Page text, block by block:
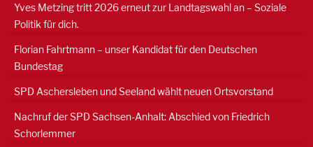
Yves Metzing tritt 2026 erneut zur Landtagswahl an – Soziale
Politik für dich.
Florian Fahrtmann – unser Kandidat für den Deutschen
Bundestag
SPD Aschersleben und Seeland wählt neuen Ortsvorstand
Nachruf der SPD Sachsen-Anhalt: Abschied von Friedrich
Schorlemmer